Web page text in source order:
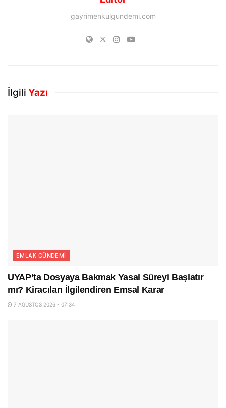
gayrimenkulgundemi.com
İlgili Yazı
EMLAK GÜNDEMI
UYAP’ta Dosyaya Bakmak Yasal Süreyi Başlatır
mı? Kiracıları İlgilendiren Emsal Karar
7 AĞUSTOS 2026 - 07:34